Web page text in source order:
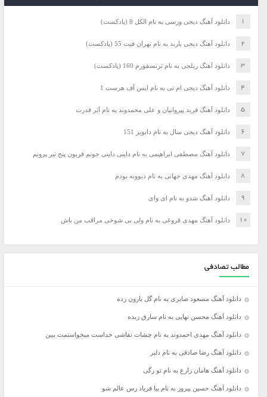
دانلود آهنگ دیجی ورسی به نام الکل 8 (پادکست)
دانلود آهنگ دیجی باربد به نام تهران فیت 55 (پادکست)
دانلود آهنگ ریلجی به نام ترنسفورم 160 (پادکست)
دانلود آهنگ دیجی ام تی به نام ایس آف هرست 1
دانلود آهنگ فرید پیروانیان و علی محمدوند به نام اَبَر قدرت
دانلود آهنگ دیجی سال به نام دابویز 151
دانلود آهنگ مصطفی ابراهیمی به نام داینی داینی جونم قربون پنج تیر پرونم
دانلود آهنگ مهدی جهانی به نام دیوونه بودم
دانلود آهنگ شدو به نام ای وای
دانلود آهنگ مهدی فروغی به نام ولی بی شوخی مراقب من باش
مطالب تصادفی
دانلود آهنگ مسعود صابری به نام گل بارون زده
دانلود آهنگ محسن نهایی به نام سارق زبده
دانلود آهنگ مهدی احمدوند به نام چشات نقاشی خداست میخواستمت ببین
دانلود آهنگ رضا صادقی به نام دلبر
دانلود آهنگ هامان زارع به نام تو رگی
دانلود آهنگ حسین پیروز به نام بیا فریاد رس عالم شو